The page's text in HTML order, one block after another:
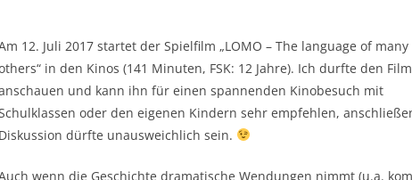
12. Juli 2017 startet der Spielfilm „LOMO – The language of many
in den Kinos (141 Minuten, FSK: 12 Jahre). Ich durfte den
und kann ihn für einen spannenden Kinobesuch mit
oder den eigenen Kindern sehr empfehlen,
Diskussion dürfte unausweichlich sein.
wenn die Geschichte dramatische Wendungen nimmt (u.a.